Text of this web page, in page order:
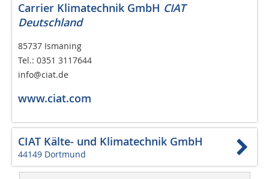
Carrier Klimatechnik GmbH CIAT
Deutschland
85737 Ismaning
Tel.: 0351 3117644
info@ciat.de
www.ciat.com
CIAT Kälte- und Klimatechnik GmbH
44149 Dortmund